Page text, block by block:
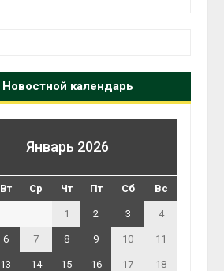
Новостной календарь
Январь 2026
Вт Ср Чт Пт Сб Вс
1 2 3 4
6 7 8 9 10 11
13 14 15 16 17 18